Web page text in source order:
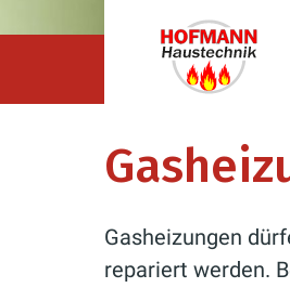
Hofmann Haustechnik
Gasheizungen
repariert werden.